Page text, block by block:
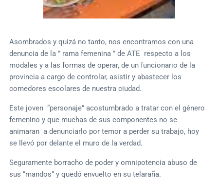
Asombrados y quizá no tanto, nos encontramos con una
denuncia de la ” rama femenina ” de ATE respecto a los
modales y a las formas de operar, de un funcionario de la
provincia a cargo de controlar, asistir y abastecer los
comedores escolares de nuestra ciudad.
Este joven “personaje” acostumbrado a tratar con el género
femenino y que muchas de sus componentes no se
animaran a denunciarlo por temor a perder su trabajo, hoy
se llevó por delante el muro de la verdad.
Seguramente borracho de poder y omnipotencia abuso de
sus “mandos” y quedó envuelto en su telaraña.